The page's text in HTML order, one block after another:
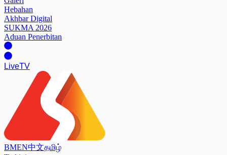
Hebahan
Akhbar Digital
SUKMA 2026
Aduan Penerbitan
LiveTV
BMEN中文தமிழ்